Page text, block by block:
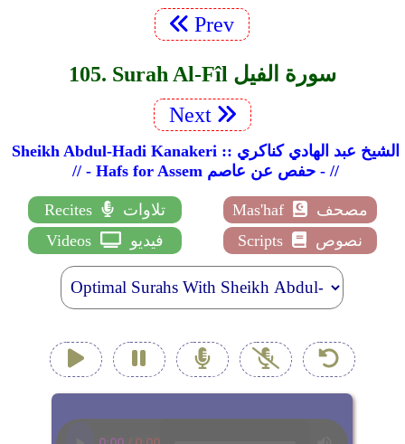
Prev
105. Surah Al-Fîl سورة الفيل
Next
Sheikh Abdul-Hadi Kanakeri :: الشيخ عبد الهادي كناكري
// - Hafs for Assem حفص عن عاصم - //
Recites تلاوات Mas'haf
مصحف
Videos
فيديو Scripts نصوص